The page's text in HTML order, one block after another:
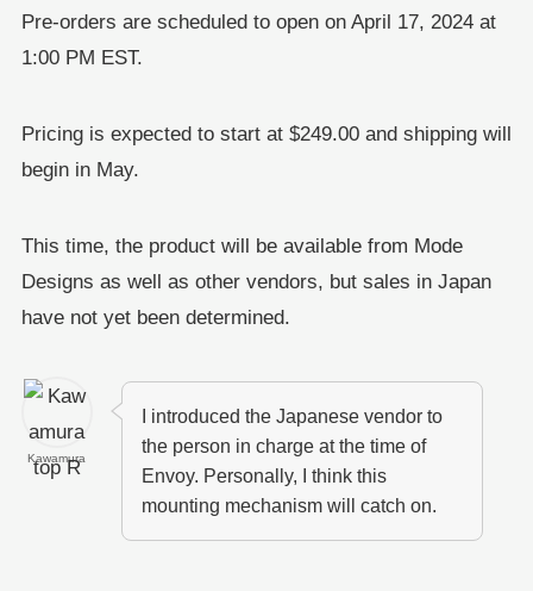
Pre-orders are scheduled to open on April 17, 2024 at
1:00 PM EST.
Pricing is expected to start at $249.00 and shipping will
begin in May.
This time, the product will be available from Mode
Designs as well as other vendors, but sales in Japan
have not yet been determined.
Kawamura
I introduced the Japanese vendor to
the person in charge at the time of
Envoy. Personally, I think this
mounting mechanism will catch on.